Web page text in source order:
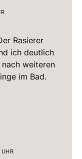
Rasierer
ich deutlich
weiteren
im Bad.